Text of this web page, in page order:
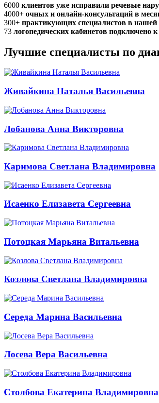
6000 клиентов уже исправили речевые
4000+ очных и онлайн-консультаций в
300+ практикующих специалистов в нашей
73 логопедических кабинетов подключено к
Лучшие специалисты по
Живайкина Наталья Васильевна
Лобанова Анна Викторовна
Каримова Светлана Владимировна
Исаенко Елизавета Сергеевна
Потоцкая Марьяна Витальевна
Козлова Светлана Владимировна
Середа Марина Васильевна
Лосева Вера Васильевна
Столбова Екатерина Владимировна